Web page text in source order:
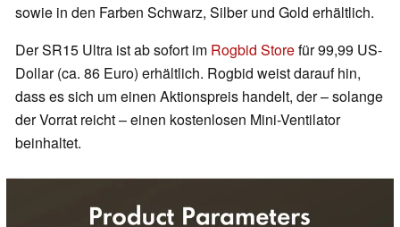
sowie in den Farben Schwarz, Silber und Gold erhältlich.
Der SR15 Ultra ist ab sofort im Rogbid Storefür 99,99 US-
Dollar (ca. 86 Euro) erhältlich. Rogbid weist darauf hin,
dass es sich um einen Aktionspreis handelt, der – solange
der Vorrat reicht – einen kostenlosen Mini-Ventilator
beinhaltet.